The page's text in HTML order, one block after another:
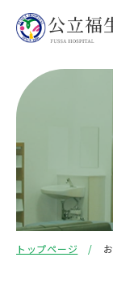
トップページ